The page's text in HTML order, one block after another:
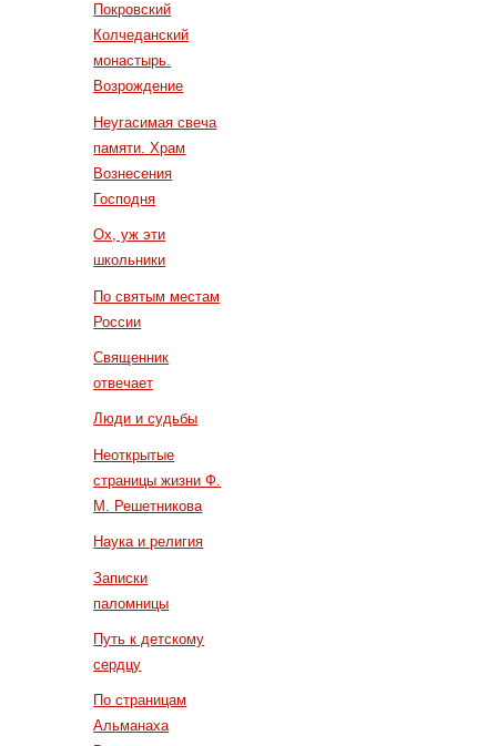
Покровский
Колчеданский
монастырь.
Возрождение
Неугасимая свеча
памяти. Храм
Вознесения
Господня
Ох, уж эти
школьники
По святым местам
России
Священник
отвечает
Люди и судьбы
Неоткрытые
страницы жизни Ф.
М. Решетникова
Наука и религия
Записки
паломницы
Путь к детскому
сердцу
По страницам
Альманаха